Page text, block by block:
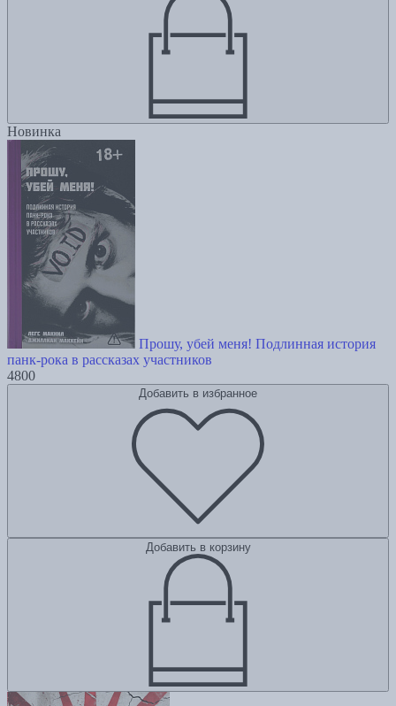
Новинка
Прошу, убей меня! Подлинная история
панк-рока в рассказах участников
4800
Добавить в избранное
Добавить в корзину